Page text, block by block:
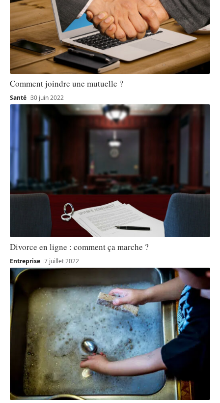
Comment joindre une mutuelle ?
Santé 30 juin 2022
Divorce en ligne : comment ça marche ?
Entreprise 7 juillet 2022